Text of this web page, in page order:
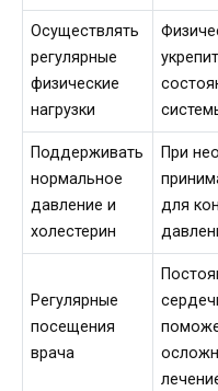
Осуществлять
регулярные
физические
нагрузки
Поддерживать
нормальное
давление и
холестерин
При
для
Регулярные
посещения
врача